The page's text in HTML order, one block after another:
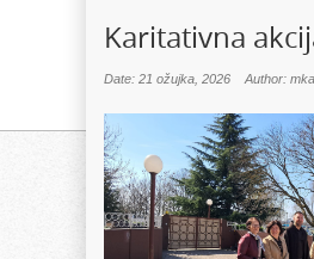
Karitativna
Date: 21 ožujka, 2026 Author: